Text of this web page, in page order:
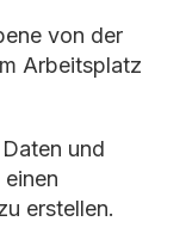
von der
Arbeitsplatz
und
erstellen.